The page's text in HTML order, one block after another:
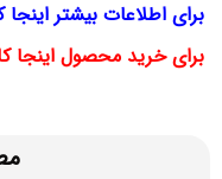
برای اطلاعات بیشتر
برای خرید محصول اینجا